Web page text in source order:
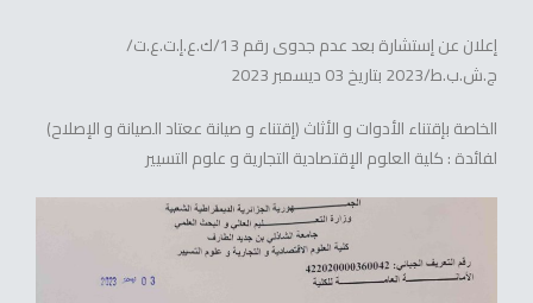
إعلان عن إستشارة بعد عدم جدوى رقم 13/ك.ع.إ.ت.ع.ت/
ج.ش.ب.ط/2023 بتاريخ 03 ديسمبر 2023
الخاصة بإقتناء الأدوات و الأثاث (إقتناء و صيانة ععتاد الصيانة و الإصلاح)
لفائدة : كلية العلوم الإقتصادية التجارية و علوم التسيير